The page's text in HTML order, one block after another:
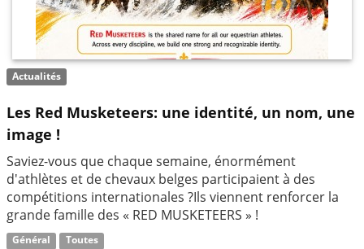
Actualités
Les Red Musketeers: une identité, un nom, une
image !
Saviez-vous que chaque semaine, énormément
d'athlètes et de chevaux belges participaient à des
compétitions internationales ?Ils viennent renforcer la
grande famille des « RED MUSKETEERS » !
Général Toutes